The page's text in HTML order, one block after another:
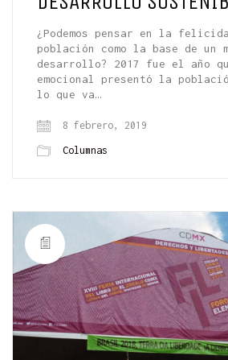
¿Podemos pensar en la
población como la base de un
desarrollo? 2017 fue el año
emocional presentó la
lo que va…
8 febrero, 2019
Columnas